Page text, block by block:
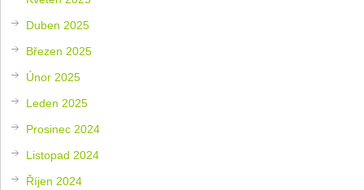
Duben 2025
Březen 2025
Únor 2025
Leden 2025
Prosinec 2024
Listopad 2024
Říjen 2024